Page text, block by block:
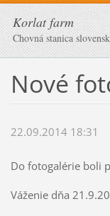
Korlat farm
Chovná stanica
Nové
22.09.2014 18:31
Do fotogalérie boli
Váženie dňa